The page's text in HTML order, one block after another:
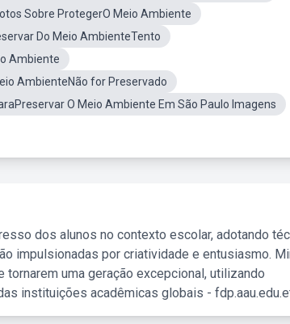
Sobre ProtegerO Meio Ambiente
Do Meio AmbienteTento
Ambiente
AmbienteNão for Preservado
O Meio Ambiente Em São Paulo Imagens
dos alunos no contexto escolar, adotando
impulsionadas por criatividade e entusiasmo.
uma geração excepcional, utilizando
instituições acadêmicas globais -